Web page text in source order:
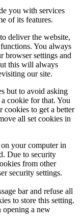
you with services
of its features.
deliver the website,
You always
browser settings and
this will always
our site.
but to avoid asking
cookie for that. You
cookies to get a better
all set cookies in
your computer in
Due to security
from other
security settings.
bar and refuse all
to store this setting.
opening a new